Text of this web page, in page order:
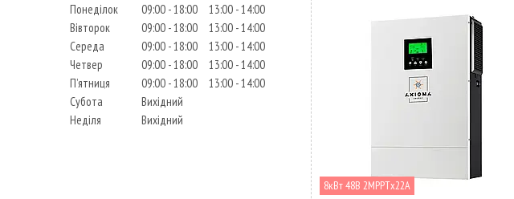
8кВт 48В 2MPPTх22А
Понеділок 09:00 18:00 13:00 14:00
Вівторок
09:00 18:00 13:00 14:00
Середа
09:00 18:00 13:00 14:00
Четвер
09:00 18:00 13:00 14:00
Пʼятниця
09:00 18:00 13:00 14:00
Субота
Вихідний
Неділя
Вихідний